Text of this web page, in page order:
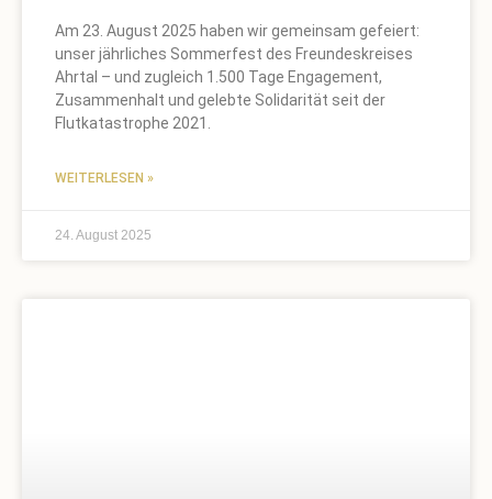
Am 23. August 2025 haben wir gemeinsam gefeiert:
unser jährliches Sommerfest des Freundeskreises
Ahrtal – und zugleich 1.500 Tage Engagement,
Zusammenhalt und gelebte Solidarität seit der
Flutkatastrophe 2021.
WEITERLESEN »
24. August 2025